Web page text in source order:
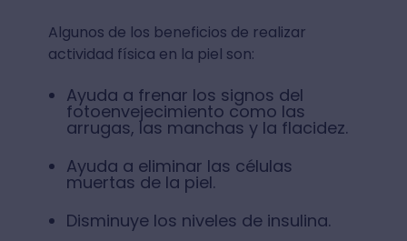
Algunos de los beneficios de realizar
actividad física en la piel son:
Ayuda a frenar los signos del
fotoenvejecimiento como las
arrugas, las manchas y la flacidez.
Ayuda a eliminar las células
muertas de la piel.
Disminuye los niveles de insulina.